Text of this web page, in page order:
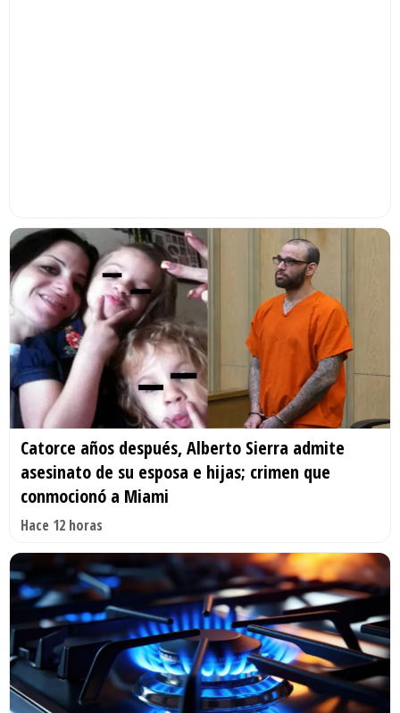
Catorce años después, Alberto Sierra admite
asesinato de su esposa e hijas; crimen que
conmocionó a Miami
Hace 12 horas